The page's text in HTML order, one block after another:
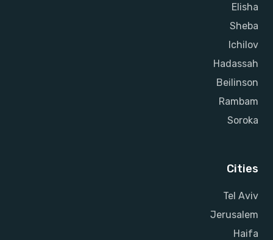
Elisha
Sheba
Ichilov
Hadassah
Beilinson
Rambam
Soroka
Cities
Tel Aviv
Jerusalem
Haifa